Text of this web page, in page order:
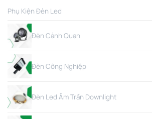
Phụ Kiện Đèn Led
Đèn Cảnh Quan
Đèn Công Nghiệp
Đèn Led Âm Trần Downlight